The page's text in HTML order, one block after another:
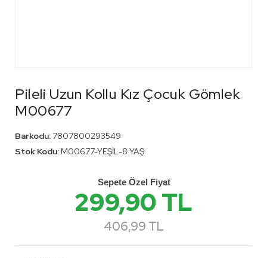
Pileli Uzun Kollu Kız Çocuk Gömlek
M00677
Barkodu: 7807800293549
Stok Kodu: M00677-YEŞİL-8 YAŞ
Sepete Özel Fiyat
299,90 TL
406,99 TL